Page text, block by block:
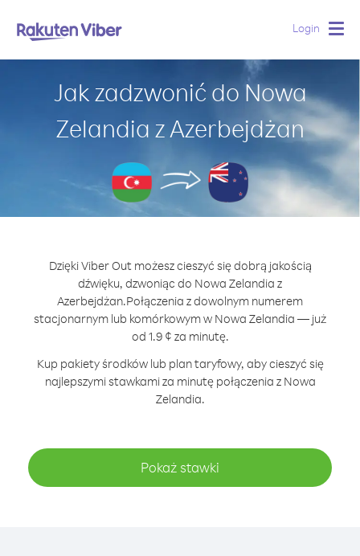
Login
Jak zadzwonić do Nowa
Zelandia z Azerbejdżan
Dzięki Viber Out możesz cieszyć się dobrą jakością
dźwięku, dzwoniąc do Nowa Zelandia z
Azerbejdżan.Połączenia z dowolnym numerem
stacjonarnym lub komórkowym w Nowa Zelandia — już
od 1.9 ¢ za minutę.
Kup pakiety środków lub plan taryfowy, aby cieszyć się
najlepszymi stawkami za minutę połączenia z Nowa
Zelandia.
Pokaż stawki